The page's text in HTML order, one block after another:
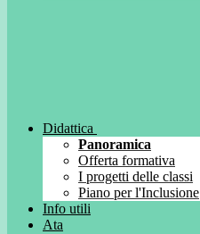
Didattica
Panoramica
Offerta formativa
I progetti delle classi
Piano per l'Inclusione
Info utili
Ata